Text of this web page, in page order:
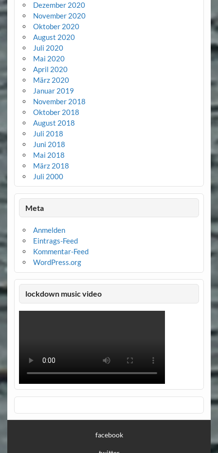
Dezember 2020
November 2020
Oktober 2020
August 2020
Juli 2020
Mai 2020
April 2020
März 2020
Januar 2019
November 2018
Oktober 2018
August 2018
Juli 2018
Juni 2018
Mai 2018
März 2018
Juli 2000
Meta
Anmelden
Eintrags-Feed
Kommentar-Feed
WordPress.org
lockdown music video
facebook